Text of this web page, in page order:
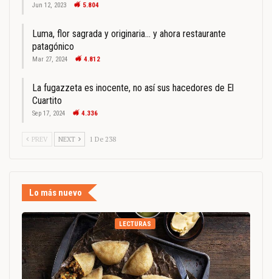
Jun 12, 2023 5.804
Luma, flor sagrada y originaria… y ahora restaurante
patagónico
Mar 27, 2024 4.812
La fugazzeta es inocente, no así sus hacedores de El
Cuartito
Sep 17, 2024 4.336
PREV NEXT 1 De 238
Lo más nuevo
LECTURAS